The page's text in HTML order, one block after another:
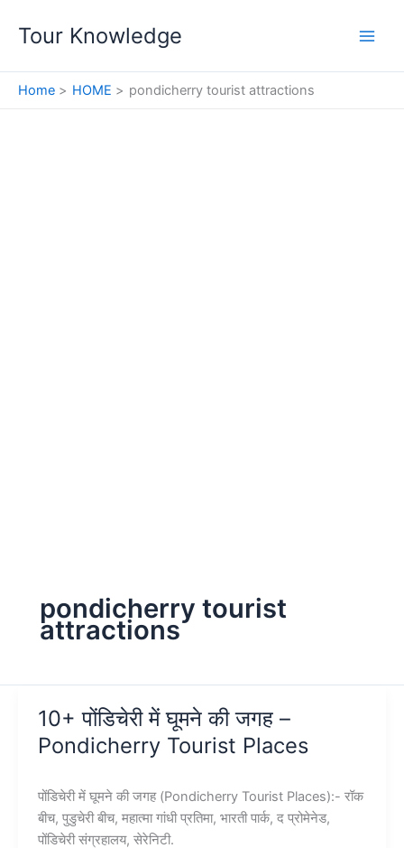
Tour Knowledge
Home HOME pondicherry tourist attractions
pondicherry tourist
attractions
10+ पोंडिचेरी में घूमने की जगह –
Pondicherry Tourist Places
पोंडिचेरी में घूमने की जगह (Pondicherry Tourist Places):- रॉक
बीच, पुडुचेरी बीच, महात्मा गांधी प्रतिमा, भारती पार्क, द प्रोमेनेड,
पोंडिचेरी संग्रहालय, सेरेनिटी.